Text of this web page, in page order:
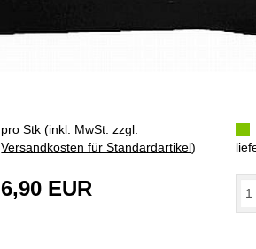
pro Stk (inkl. MwSt. zzgl.
Versandkosten für Standardartikel)
6,90 EUR